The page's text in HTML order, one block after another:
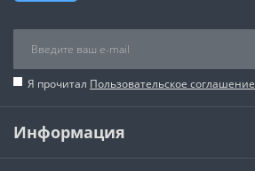
Я прочитал Пользовательское соглашение
Информация